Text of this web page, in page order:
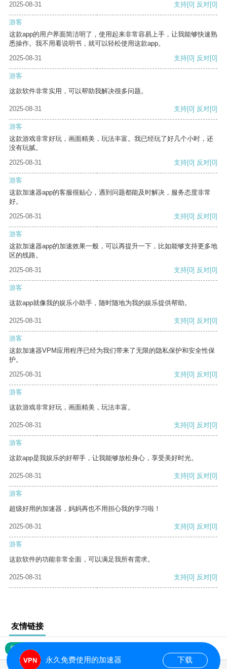
2025-08-31
支持[0] 反对[0]
游客
这款app的用户界面简洁明了，使用起来非常容易上手，让我能够快速熟
悉操作。我不用看说明书，就可以轻松使用这款app。
2025-08-31
支持[0] 反对[0]
游客
这款软件非常实用，可以帮助我解决很多问题。
2025-08-31 支持[0] 反对[0]
游客
这款游戏非常好玩，画面精美，玩法丰富。我已经玩了好几个小时，还
没有玩腻。
2025-08-31
支持[0] 反对[0]
游客
这款加速器app的客服很贴心，遇到问题都能及时解决，服务态度非常
好。
2025-08-31
支持[0] 反对[0]
游客
这款加速器app的加速效果一般，可以再提升一下，比如能够支持更多地
区的线路。
2025-08-31
支持[0] 反对[0]
游客
这款app就像我的娱乐小助手，随时随地为我的娱乐提供帮助。
2025-08-31 支持[0] 反对[0]
游客
这款加速器VPM应用程序已经为我们带来了无限的隐私保护和安全性保
护。
2025-08-31
支持[0] 反对[0]
游客
这款游戏非常好玩，画面精美，玩法丰富。
2025-08-31 支持[0] 反对[0]
游客
这款app是我娱乐的好帮手，让我能够放松身心，享受美好时光。
2025-08-31 支持[0] 反对[0]
游客
超级好用的加速器，妈妈再也不用担心我的学习啦！
2025-08-31 支持[0] 反对[0]
游客
这款软件的功能非常全面，可以满足我所有需求。
2025-08-31 支持[0] 反对[0]
友情链接
网站地图
永久免费使用的加速器 下载